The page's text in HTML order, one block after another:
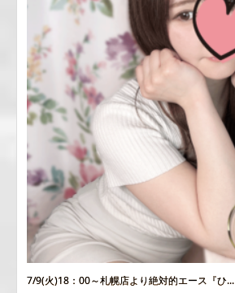
7/9(火)18：00～札幌店より絶対的エース『ひ...